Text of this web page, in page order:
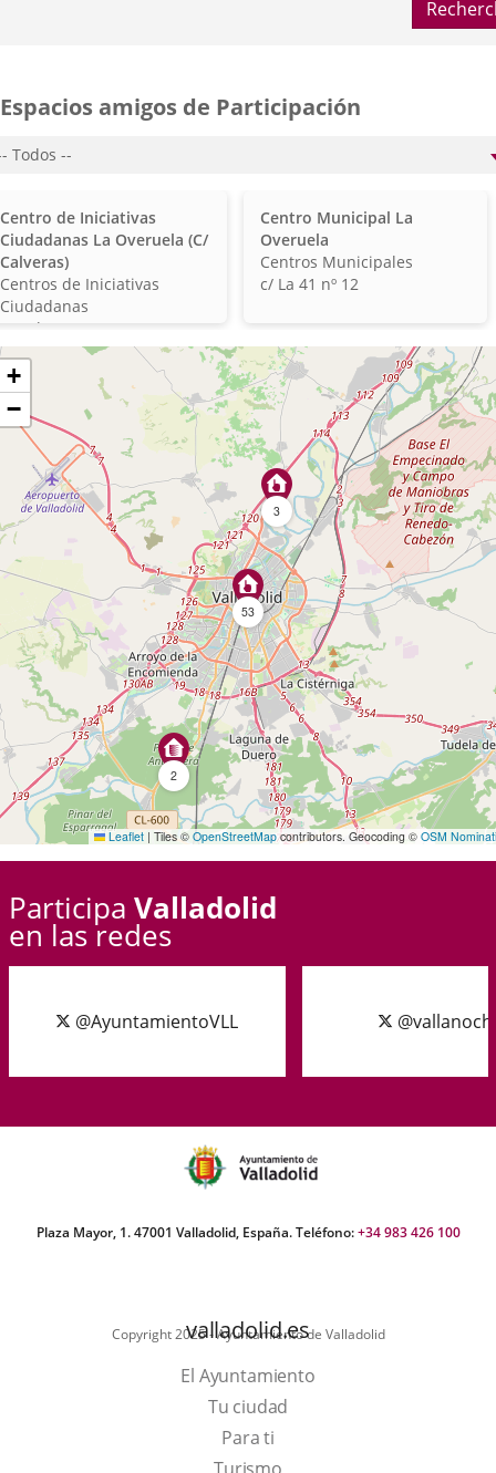
Espacios amigos de Participación
Centro de Iniciativas
Ciudadanas La Overuela (C/
Calveras)
Clasificación
Centros de Iniciativas
Ciudadanas
Dirección
c/ Calveras 9
municipales
Centro Municipal La
Overuela
Clasificación
Centros Municipales
Dirección
c/ La 41 nº 12
53
2
3
+
−
Leaflet | Tiles © OpenStreetMapcontributors. Geocoding © OSM
Participa Valladolid
en las redes
@AyuntamientoVLL
Plaza Mayor, 1. 47001 Valladolid, España. Teléfono:+34 983 426 100
Copyright 2025 - Ayuntamiento de Valladolid
valladolid.es
El Ayuntamiento
Tu ciudad
Para ti
Este